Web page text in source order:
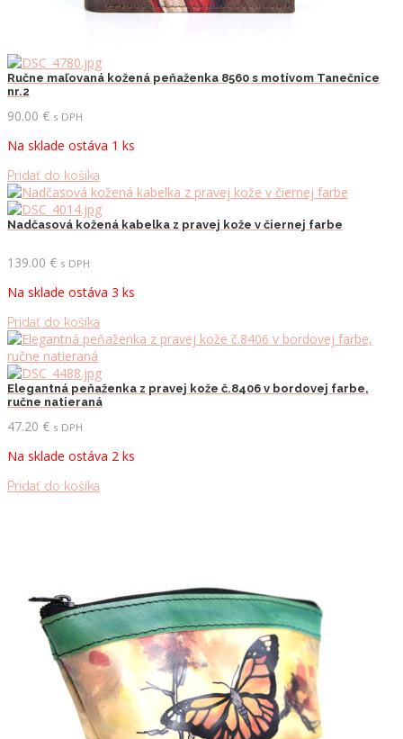
Ručne maľovaná kožená peňaženka 8560 s motívom Tanečnice
nr.2
90.00 € s DPH
Na sklade ostáva 1 ks
Pridať do košíka
Nadčasová kožená kabelka z pravej kože v čiernej farbe
139.00 € s DPH
Na sklade ostáva 3 ks
Pridať do košíka
Elegantná peňaženka z pravej kože č.8406 v bordovej farbe,
ručne natieraná
47.20 € s DPH
Na sklade ostáva 2 ks
Pridať do košíka